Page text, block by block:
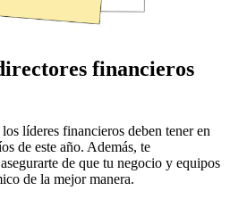
financieros
líderes financieros deben tener en
de este año. Además, te
de que tu negocio y equipos
de la mejor manera.